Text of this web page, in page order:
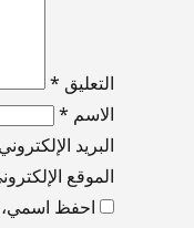
التعليق *
الاسم *
البريد الإلكتروني
الموقع
احفظ اسمي،